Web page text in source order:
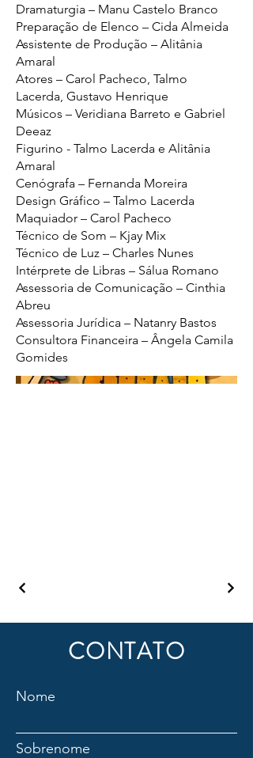
Dramaturgia – Manu Castelo Branco
Preparação de Elenco – Cida Almeida
Assistente de Produção – Alitânia
Amaral
Atores – Carol Pacheco, Talmo
Lacerda, Gustavo Henrique
Músicos – Veridiana Barreto e Gabriel
Deeaz
Figurino - Talmo Lacerda e Alitânia
Amaral
Cenógrafa – Fernanda Moreira
Design Gráfico – Talmo Lacerda
Maquiador – Carol Pacheco
Técnico de Som – Kjay Mix
Técnico de Luz – Charles Nunes
Intérprete de Libras – Sálua Romano
Assessoria de Comunicação – Cinthia
Abreu
Assessoria Jurídica – Natanry Bastos
Consultora Financeira – Ângela Camila
Gomides
CONTATO
Nome
Sobrenome